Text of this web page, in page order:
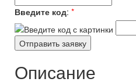
Введите код: *
Описание